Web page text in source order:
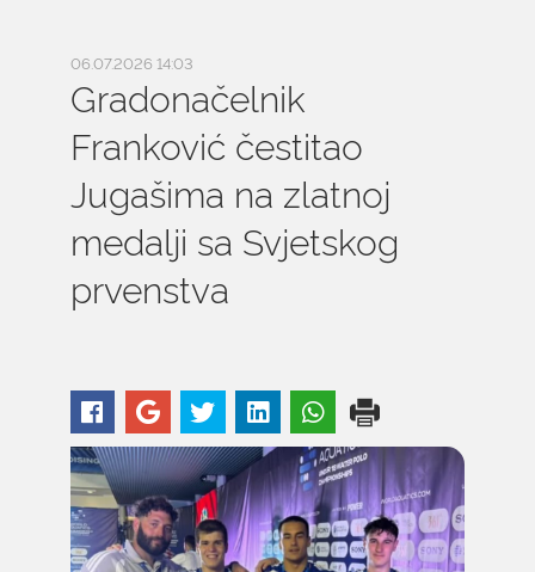
06.07.2026 14:03
Gradonačelnik
Franković čestitao
Jugašima na zlatnoj
medalji sa Svjetskog
prvenstva